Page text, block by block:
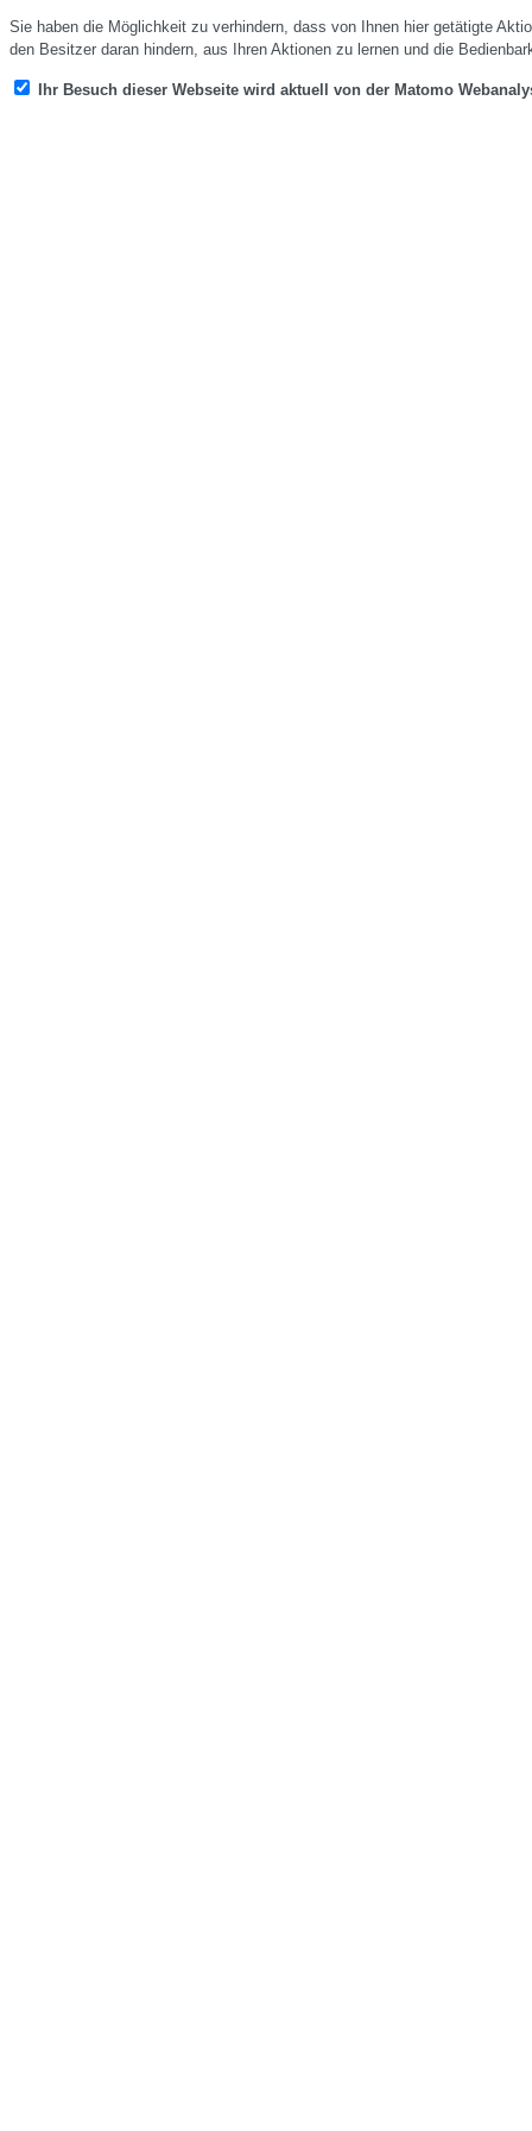
Sie haben die Möglichkeit zu verhindern, dass von Ihnen hier getätigte
den Besitzer daran hindern, aus Ihren Aktionen zu lernen und die
Ihr Besuch dieser Webseite wird aktuell von der Matomo